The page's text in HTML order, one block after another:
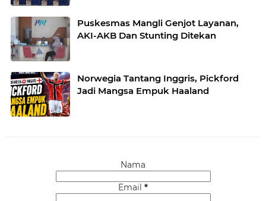
Puskesmas Mangli Genjot Layanan,
AKI-AKB Dan Stunting Ditekan
Norwegia Tantang Inggris, Pickford
Jadi Mangsa Empuk Haaland
Nama
Email *